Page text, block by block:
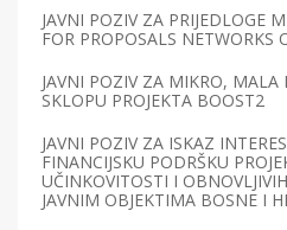
JAVNI POZIV ZA PRIJEDLOGE
FOR PROPOSALS NETWORKS
JAVNI POZIV ZA MIKRO, MALA
SKLOPU PROJEKTA BOOST2
JAVNI POZIV ZA ISKAZ
FINANCIJSKU PODRŠKU
UČINKOVITOSTI I
JAVNIM OBJEKTIMA BOSNE I